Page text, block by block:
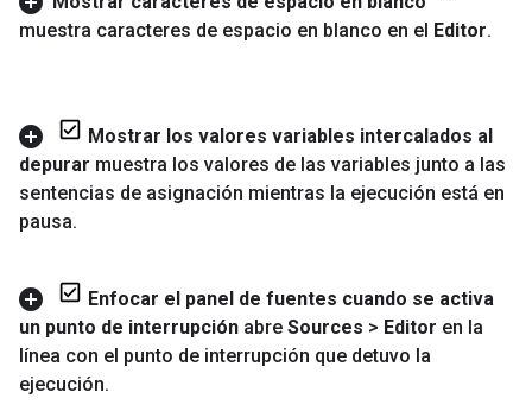
muestra caracteres de espacio en blanco en el Editor.
Mostrar los valores variables intercalados al
depurar muestra los valores de las variables junto a las
sentencias de asignación mientras la ejecución está en
pausa.
Enfocar el panel de fuentes cuando se activa
un punto de interrupción abre Sources > Editor en la
línea con el punto de interrupción que detuvo la
ejecución.